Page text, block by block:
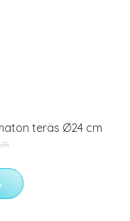
teräs Ø24 cm